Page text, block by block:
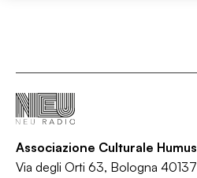
Associazione Culturale Humus
Via degli Orti 63, Bologna 40137